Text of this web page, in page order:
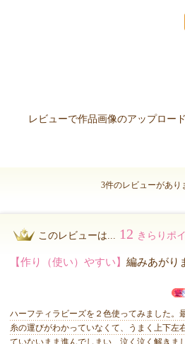
レビューで作品画像のアップロー
3件のレビューがあり
このレビューは... 12 きらりポ
【作り（使い）やすい】 編みあがり
ハーフティラビーズを２色使ってみました。
糸の運びがわかっていなくて、うまく上下左
ていないまま進んでしまい、泣く泣く解きま